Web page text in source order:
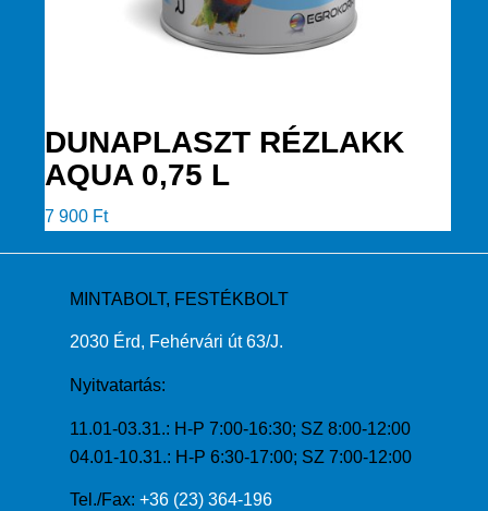
DUNAPLASZT RÉZLAKK
AQUA 0,75 L
7 900 Ft
MINTABOLT, FESTÉKBOLT
2030 Érd, Fehérvári út 63/J.
Nyitvatartás:
11.01-03.31.: H-P 7:00-16:30; SZ 8:00-12:00
04.01-10.31.: H-P 6:30-17:00; SZ 7:00-12:00
Tel./Fax: +36 (23) 364-196